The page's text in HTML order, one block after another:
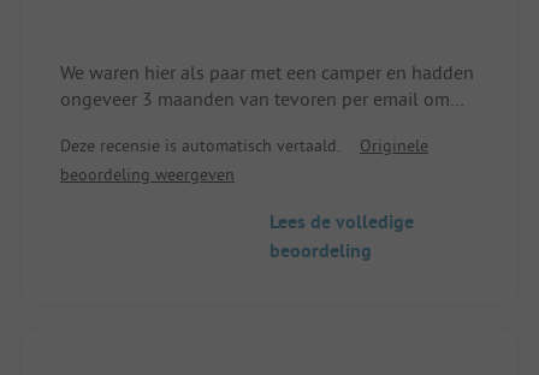
We waren hier als paar met een camper en hadden
ongeveer 3 maanden van tevoren per email om
plaatsen kiezen.
Men ontvangt foto's van de campingplaats, wat ik
Niet alle plaatsen hebben uitzicht op het meer,
vanwege de helling en een dichte hoge heg naar
Deze recensie is automatisch vertaald.
Originele
beoordeling weergeven
Lees de volledige
beoordeling